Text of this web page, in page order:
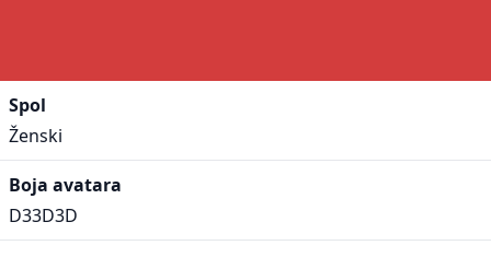
Spol
Ženski
Boja avatara
D33D3D